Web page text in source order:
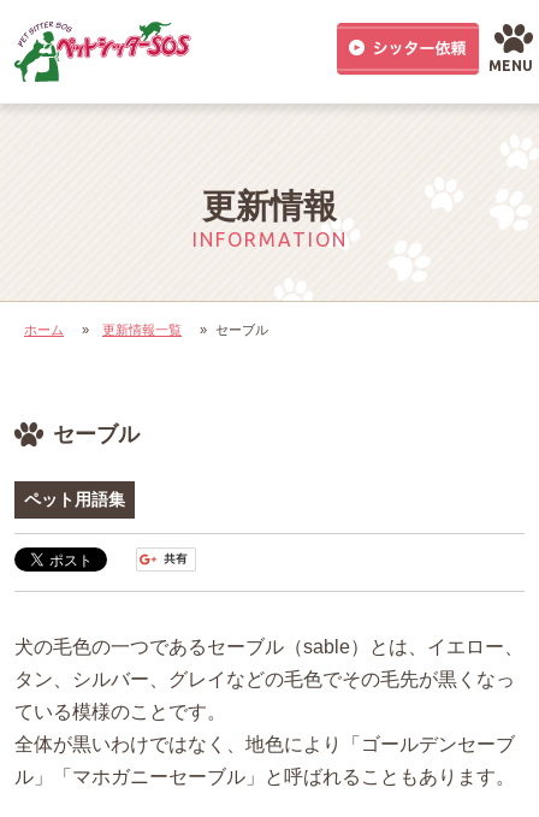
MENU
更新情報
INFORMATION
ホーム » 更新情報一覧 » セーブル
セーブル
ペット用語集
犬の毛色の一つであるセーブル（sable）とは、イエロー、
タン、シルバー、グレイなどの毛色でその毛先が黒くなっ
ている模様のことです。
全体が黒いわけではなく、地色により「ゴールデンセーブ
ル」「マホガニーセーブル」と呼ばれることもあります。